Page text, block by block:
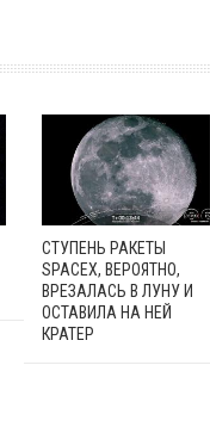
СТУПЕНЬ РАКЕТЫ
SPACEX, ВЕРОЯТНО,
ВРЕЗАЛАСЬ В ЛУНУ И
ОСТАВИЛА НА НЕЙ
КРАТЕР